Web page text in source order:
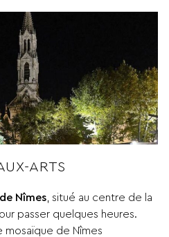
ARTS
Nîmes , situé au centre de la
passer quelques heures.
mosaïque de Nîmes